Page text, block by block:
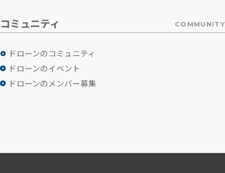
コミュニティ COMMUNITY
ドローンのコミュニティ
ドローンのイベント
ドローンのメンバー募集